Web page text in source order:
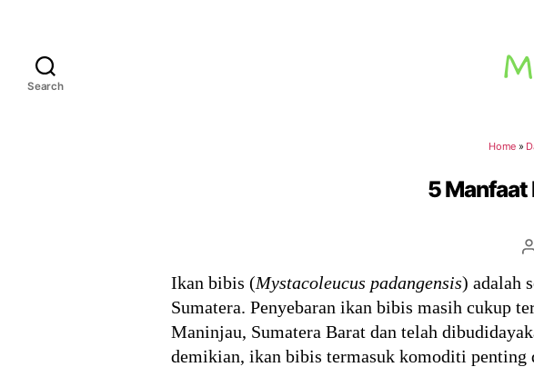
Search
Home »
5 Manfaat
Ikan bibis (Mystacoleucus padangensis) adalah
Sumatera. Penyebaran ikan bibis masih cukup
Maninjau, Sumatera Barat dan telah
demikian, ikan bibis termasuk komoditi penting